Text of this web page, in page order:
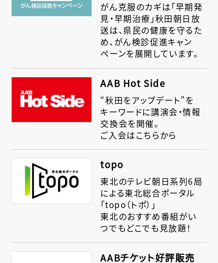
がん克服のカギは「早期発
見・早期治療」秋田朝日放
送は、県民の健康を守るた
め、がん検診促進キャン
ペーンを展開しています。
AAB Hot Side
“秋田をアップデート”を
キーワードに講演会・情報
交換会を開催。
ご入会はこちらから
topo
東北のテレビ朝日系列6局
による東北総合ポータル
「topo（トポ）」
東北のおすすめ番組がい
つでもどこでも見放題！
AABチケット好評販売